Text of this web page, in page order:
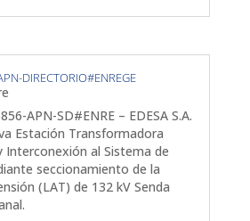
DIRECTORIO#ENREGE
APN-SD#ENRE – EDESA S.A.
Estación Transformadora
Interconexión al Sistema de
seccionamiento de la
(LAT) de 132 kV Senda